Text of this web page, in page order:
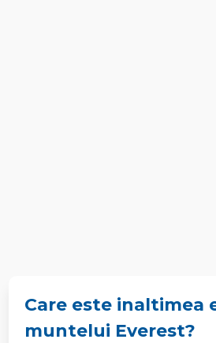
Care este inaltimea
muntelui Everest?